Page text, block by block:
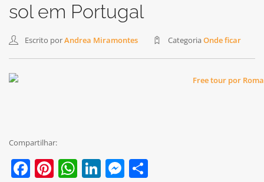
sol em Portugal
Escrito porAndrea Miramontes Categoria Onde ficar
Compartilhar:
Facebook
Pinterest
WhatsApp
LinkedIn
Messenger